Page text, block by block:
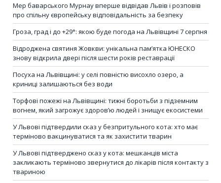
Мер баварського Мурнау вперше відвідав Львів і розповів
про спільну європейську відповідальність за безпеку
Гроза, град і до +29°: якою буде погода на Львівщині 7 серпня
Відроджена святиня Жовкви: унікальна пам’ятка ЮНЕСКО
знову відкрила двері після шести років реставрації
Посуха на Львівщині: у селі повністю висохло озеро, а
криниці залишаються без води
Торфові пожежі на Львівщині: тижні боротьби з підземним
вогнем, який загрожує здоров’ю людей і знищує екосистеми
У Львові підтвердили сказ у безпритульного кота: хто має
терміново вакцинуватися та як захистити тварин
У Львові підтверджено сказ у кота: мешканців міста
закликають терміново звернутися до лікарів після контакту з
твариною